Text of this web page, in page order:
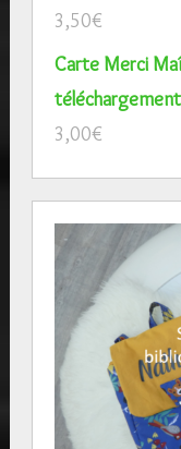
3,50€
Carte Merci
3,00€